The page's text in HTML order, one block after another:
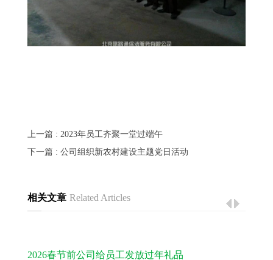
上一篇 : 2023年员工齐聚一堂过端午
下一篇 : 公司组织新农村建设主题党日活动
相关文章 Related Articles
2026春节前公司给员工发放过年礼品